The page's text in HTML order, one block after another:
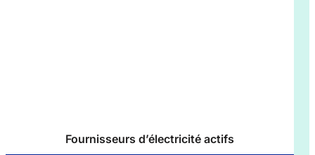
Fournisseurs d’électricité actifs